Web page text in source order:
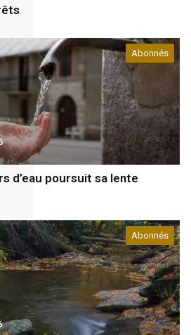
Abonnés
d’eau poursuit sa lente
Abonnés